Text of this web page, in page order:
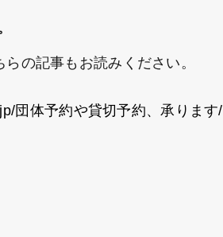
の記事もお読みください。
団体予約や貸切予約、承ります/